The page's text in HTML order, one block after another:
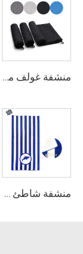
منشفة غولف مصنوعة من الألياف الدقيقة
منشفة شاطئ ميكروفايبر سويدية